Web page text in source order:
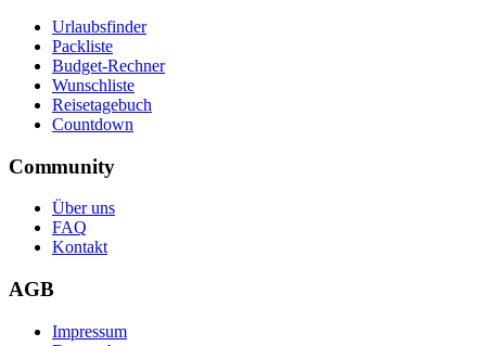
Urlaubsfinder
Packliste
Budget-Rechner
Wunschliste
Reisetagebuch
Countdown
Community
Über uns
FAQ
Kontakt
AGB
Impressum